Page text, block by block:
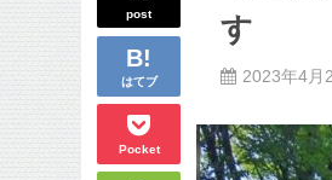
post
はてブ
Pocket
す
2023年4月